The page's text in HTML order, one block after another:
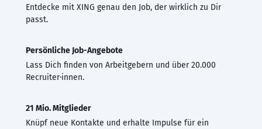
Entdecke mit XING genau den Job, der wirklich zu Dir
passt.
Persönliche Job-Angebote
Lass Dich finden von Arbeitgebern und über 20.000
Recruiter·innen.
21 Mio. Mitglieder
Knüpf neue Kontakte und erhalte Impulse für ein